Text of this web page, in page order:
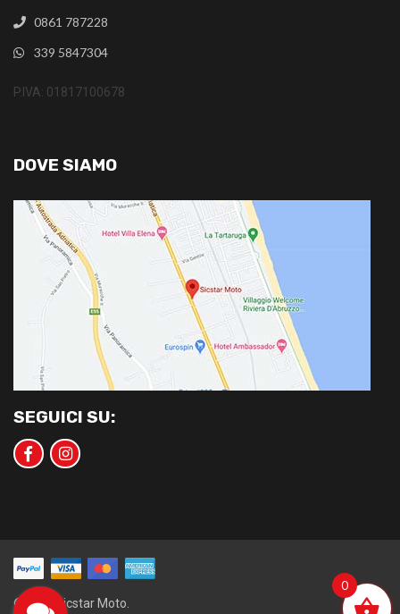
0861 787228
339 5847304
P.IVA: 01817100678
DOVE SIAMO
SEGUICI SU:
©2020 Sicstar Moto.
0